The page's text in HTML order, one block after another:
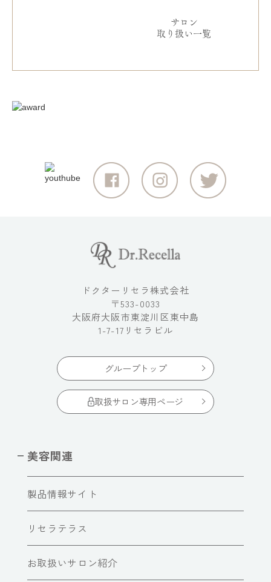
サロン
取り扱い一覧
ドクターリセラ株式会社
〒533-0033
大阪府大阪市東淀川区東中島
1-7-17リセラビル
グループトップ
取扱サロン専用ページ
美容関連
製品情報サイト
リセラテラス
お取扱いサロン紹介